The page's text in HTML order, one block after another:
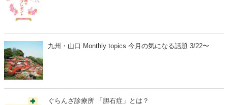
九州・山口 Monthly topics 今月の気になる話題 3/22〜
ぐらんざ診療所 「胆石症」とは？